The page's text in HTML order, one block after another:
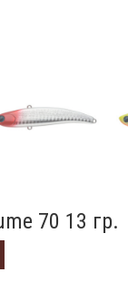
70 13 гр.